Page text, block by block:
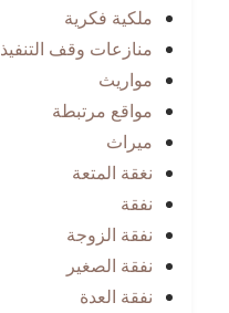
ملكية فكرية
منازعات وقف التنفيذ
مواريث
مواقع مرتبطة
ميراث
نغقة المتعة
نفقة
نفقة الزوجة
نفقة الصغير
نفقة العدة